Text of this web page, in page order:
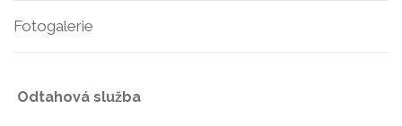
Fotogalerie
Odtahová služba